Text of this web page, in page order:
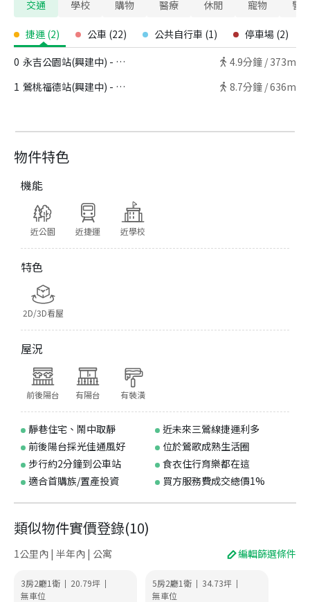
物件特色
機能
近公園 近捷運 近學校
特色
2D/3D看屋
屋況
前後陽台 有陽台 有裝潢
靜巷住宅、鬧中取靜
近未來三鶯線捷運利多
前後陽台採光佳通風好
位於鶯歌成熟生活圈
步行約2分鐘到公車站
食衣住行育樂都在這
適合首購族/置產投資
買方服務費成交總價1%
交通 學校 購物 醫療 休閒 寵物 警
捷運 (2) 公車 (22) 公共自行車 (1) 停車場 (2)
0 永吉公園站(興建中) - 出口 4.9分鐘 / 373m
1 鶯桃福德站(興建中) - 出口 8.7分鐘 /636m
類似物件實價登錄(10)
1公里內 | 半年內 | 公寓 編輯篩選條件
3房2廳1衛 | 20.79坪 |
無車位
5房2廳1衛 | 34.73坪 |
無車位